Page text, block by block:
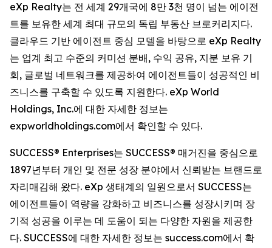
eXp Realty는 전 세계 29개국에 8만 3천 명이 넘는 에이전
트를 보유한 세계 최대 규모의 독립 부동산 브로커리지다.
클라우드 기반 에이전트 중심 모델을 바탕으로 eXp Realty
는 업계 최고 수준의 커미션 분배, 수익 공유, 지분 보유 기
회, 글로벌 네트워크를 제공하여 에이전트들이 성공적인 비
즈니스를 구축할 수 있도록 지원한다. eXp World
Holdings, Inc.에 대한 자세한 정보는
expworldholdings.com에서 확인할 수 있다.
SUCCESS® Enterprises는 SUCCESS® 매거진을 중심으로
1897년부터 개인 및 전문 성장 분야에서 신뢰받는 브랜드로
자리매김해 왔다. eXp 생태계의 일원으로서 SUCCESS는
에이전트들이 역량을 강화하고 비즈니스를 성장시키며 장
기적 성공을 이루는 데 도움이 되는 다양한 자원을 제공한
다. SUCCESS에 대한 자세한 정보는 success.com에서 확